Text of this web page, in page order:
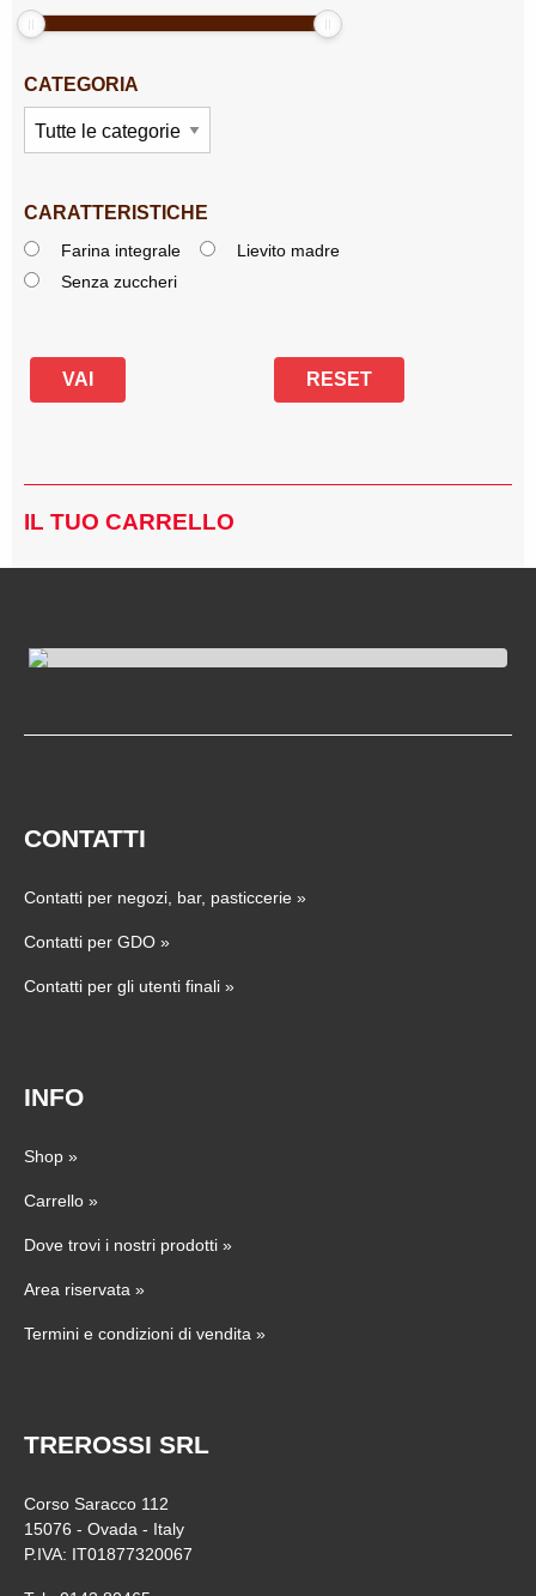
CATEGORIA
CARATTERISTICHE
Farina integrale
Lievito madre
Senza zuccheri
IL TUO CARRELLO
CONTATTI
Contatti per negozi, bar, pasticcerie »
Contatti per GDO »
Contatti per gli utenti finali »
INFO
Shop »
Carrello »
Dove trovi i nostri prodotti »
Area riservata »
Termini e condizioni di vendita »
TREROSSI SRL
Corso Saracco 112
15076 - Ovada - Italy
P.IVA: IT01877320067